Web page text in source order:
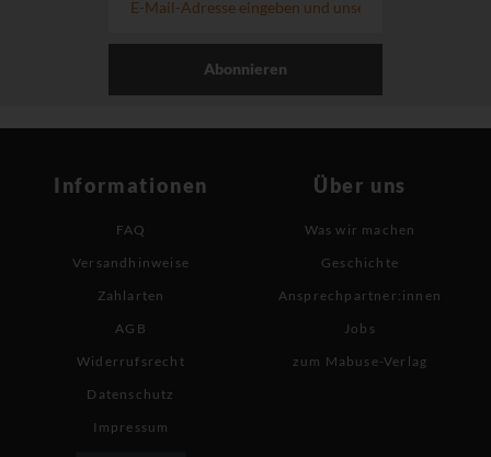
Abonnieren
Informationen
FAQ
Versandhinweise
Zahlarten
AGB
Widerrufsrecht
Datenschutz
Impressum
Über uns
Was wir machen
Geschichte
Ansprechpartner:innen
Jobs
zum Mabuse-Verlag